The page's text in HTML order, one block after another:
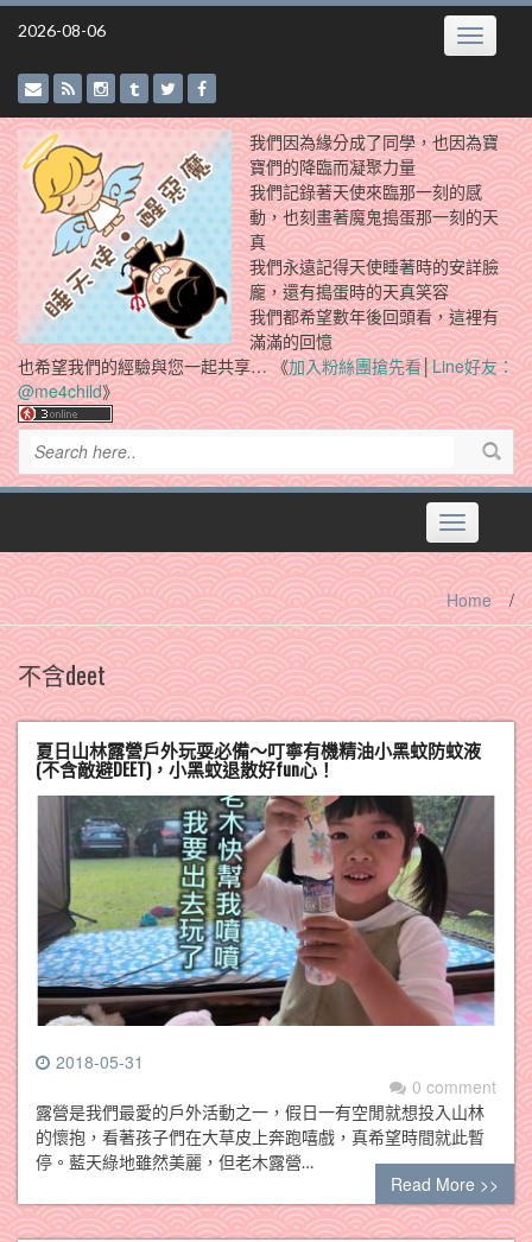
Skip
2026-08-06 Toggle
我們因為緣分成了同學，也因為寶
寶們的降臨而凝聚力量
我們記錄著天使來臨那一刻的感
動，也刻畫著魔鬼搗蛋那一刻的天
真
我們永遠記得天使睡著時的安詳臉
龐，還有搗蛋時的天真笑容
我們都希望數年後回頭看，這裡有
滿滿的回憶
也希望我們的經驗與您一起共享… 《加入粉絲團搶先看│Line好友：
@me4child》
Toggle
navigation
Home /
不含deet
夏日山林露營戶外玩耍必備～叮寧有機精油小黑蚊防蚊液
(不含敵避DEET)，小黑蚊退散好fun心！
2018-05-31
0 comment
露營是我們最愛的戶外活動之一，假日一有空閒就想投入山林
的懷抱，看著孩子們在大草皮上奔跑嘻戲，真希望時間就此暫
停。藍天綠地雖然美麗，但老木露營…
Read More >>